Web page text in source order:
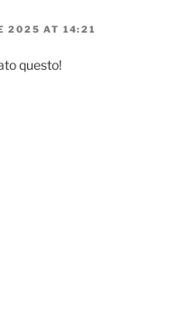
2025 AT 14:21
questo!